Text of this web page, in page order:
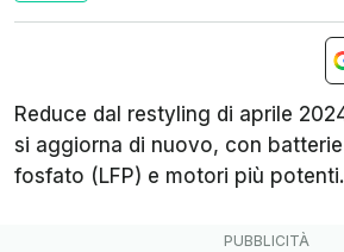
Reduce dal restyling di aprile
si aggiorna di nuovo, con
fosfato (LFP) e motori più potenti.